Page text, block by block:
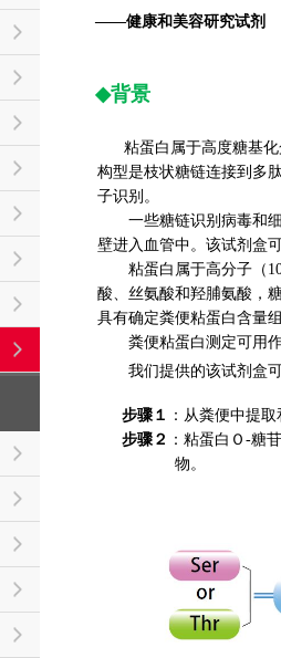
——健康和美容研究试剂
◆背景
粘蛋白属于高度糖基
构型是枝状糖链连接到多
子识别。
一些糖链识别病毒和细
壁进入血管中。该试剂盒
粘蛋白属于高分子（
酸、丝氨酸和羟脯氨酸，
具有确定粪便粘蛋白含量
粪便粘蛋白测定可用作
我们提供的该试剂盒可
步骤１ ：从粪便中提
步骤２ ：粘蛋白Ｏ-糖
物。